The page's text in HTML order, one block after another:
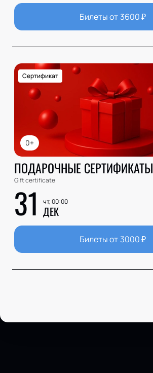
Билеты от 3600₽
0+
Сертификат
ПОДАРОЧНЫЕ СЕРТИФИКАТЫ
Gift certificate
31 чт, 00:00
ДЕК
Билеты от 3000₽